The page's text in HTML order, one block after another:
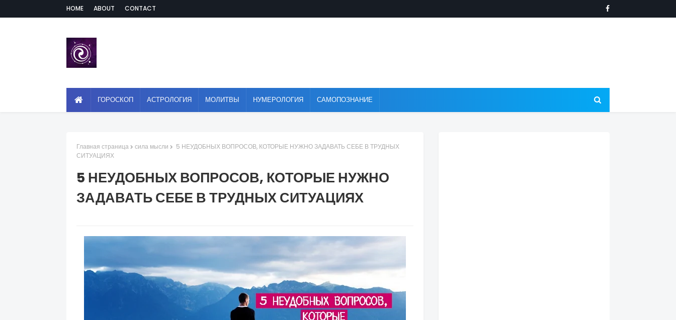
HOME ABOUT CONTACT
ГОРОСКОП АСТРОЛОГИЯ МОЛИТВЫ НУМЕРОЛОГИЯ САМОПОЗНАНИЕ
Главная страница сила мысли
5 НЕУДОБНЫХ ВОПРОСОВ, КОТОРЫЕ НУЖНО ЗАДАВАТЬ СЕБЕ В ТРУДНЫХ
СИТУАЦИЯХ
5 НЕУДОБНЫХ ВОПРОСОВ, КОТОРЫЕ НУЖНО
ЗАДАВАТЬ СЕБЕ В ТРУДНЫХ СИТУАЦИЯХ